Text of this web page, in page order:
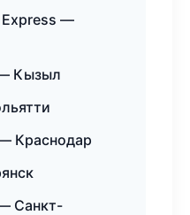
Express —
Кызыл
Краснодар
Санкт-